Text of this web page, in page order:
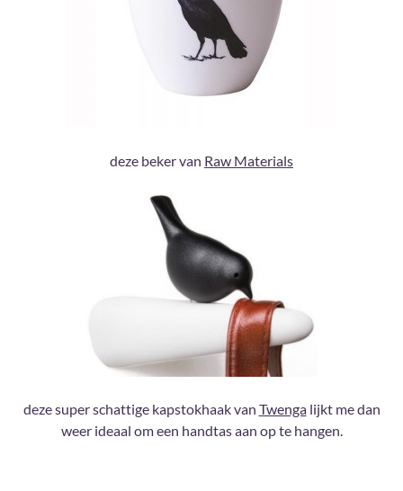
deze beker van Raw Materials
deze super schattige kapstokhaak van Twengalijkt me dan
weer ideaal om een handtas aan op te hangen.